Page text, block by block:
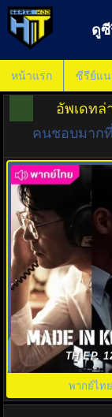
ดู
หน้าแรก ซีรีย์แน
อัพเดทล่
คนชอบมาก
ดูซีรี่ย์ Made in
พากย์ไทย
8.0
TH EP.
พากย์ไทย